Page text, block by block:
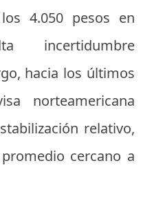
4.050 pesos en
incertidumbre
hacia los últimos
norteamericana
relativo,
cercano a